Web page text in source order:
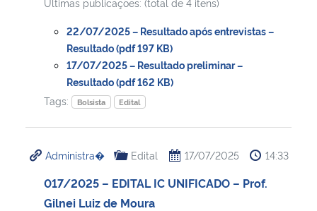
22/07/2025 – Resultado após entrevistas –
Resultado (pdf 197 KB)
17/07/2025 – Resultado preliminar –
Resultado (pdf 162 KB)
Tags:
Bolsista Edital
Administra� Edital 17/07/2025 14:33
017/2025 – EDITAL IC UNIFICADO – Prof.
Gilnei Luiz de Moura